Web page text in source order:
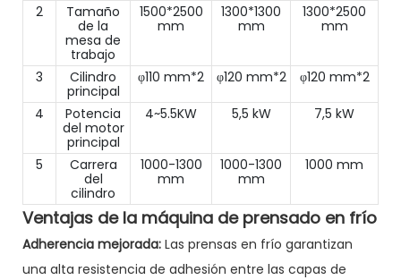
2
Tamaño
de la
mesa de
trabajo
1500*2500
mm
1300*1300
mm
1300*2500
mm
3
Cilindro
principal
φ110 mm*2 φ120 mm*2 φ120 mm*2
4
Potencia
del motor
principal
4~5.5KW 5,5 kW 7,5 kW
5
Carrera
del
cilindro
1000-1300
mm
1000-1300
mm
1000 mm
Ventajas de la máquina de prensado en frío
Adherencia mejorada: Las prensas en frío garantizan
una alta resistencia de adhesión entre las capas de